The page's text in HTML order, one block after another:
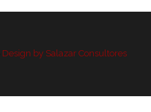
Design by Salazar Consultores